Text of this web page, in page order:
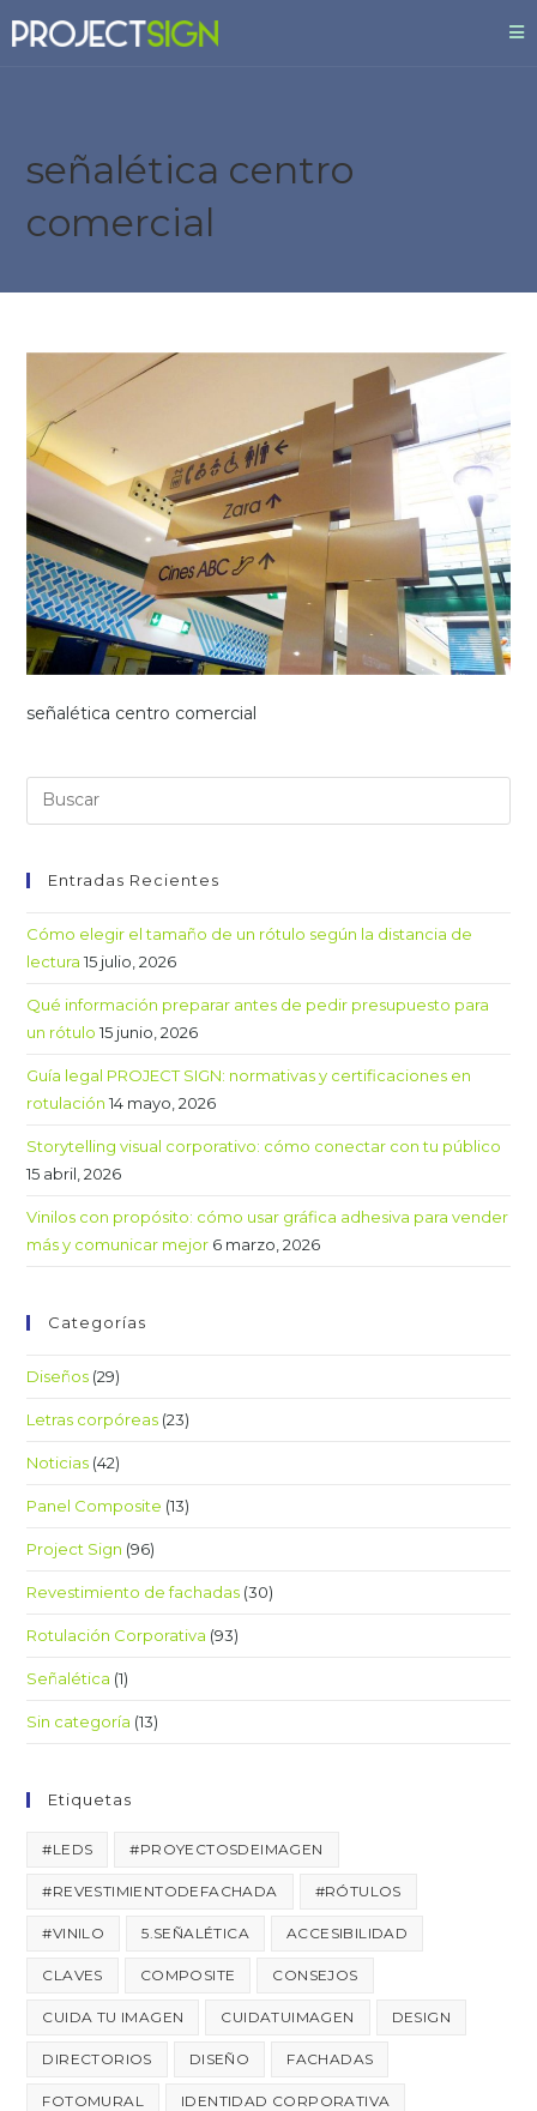
señalética centro
comercial
señalética centro comercial
Entradas Recientes
Cómo elegir el tamaño de un rótulo según la distancia de
lectura 15 julio, 2026
Qué información preparar antes de pedir presupuesto para
un rótulo 15 junio, 2026
Guía legal PROJECT SIGN: normativas y certificaciones en
rotulación 14 mayo, 2026
Storytelling visual corporativo: cómo conectar con tu público
15 abril, 2026
Vinilos con propósito: cómo usar gráfica adhesiva para vender
más y comunicar mejor 6 marzo, 2026
Categorías
Diseños (29)
Letras corpóreas (23)
Noticias (42)
Panel Composite (13)
Project Sign (96)
Revestimiento de fachadas (30)
Rotulación Corporativa (93)
Señalética (1)
Sin categoría (13)
Etiquetas
#LEDS #PROYECTOSDEIMAGEN
#REVESTIMIENTODEFACHADA #RÓTULOS
#VINILO 5.SEÑALÉTICA ACCESIBILIDAD
CLAVES COMPOSITE CONSEJOS
CUIDA TU IMAGEN CUIDATUIMAGEN DESIGN
DIRECTORIOS DISEÑO FACHADAS
FOTOMURAL IDENTIDAD CORPORATIVA